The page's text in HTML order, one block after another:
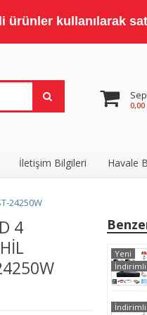
kullanılarak
İletişim Bilgileri Havale
24250W
4
Yeni
İndirimli
İndirimli